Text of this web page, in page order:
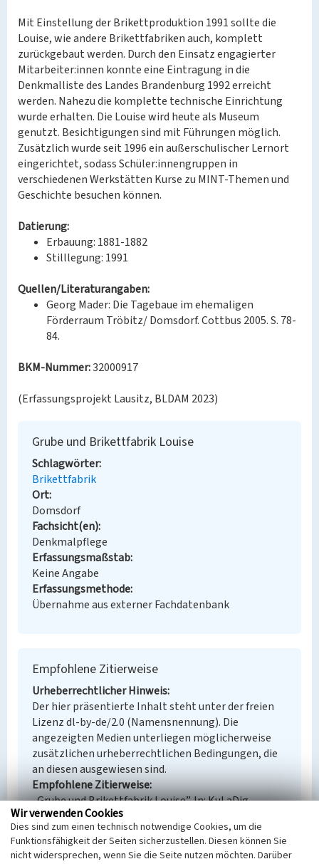
Mit Einstellung der Brikettproduktion 1991 sollte die
Louise, wie andere Brikettfabriken auch, komplett
zurückgebaut werden. Durch den Einsatz engagierter
Mitarbeiter:innen konnte eine Eintragung in die
Denkmalliste des Landes Brandenburg 1992 erreicht
werden. Nahezu die komplette technische Einrichtung
wurde erhalten. Die Louise wird heute als Museum
genutzt. Besichtigungen sind mit Führungen möglich.
Zusätzlich wurde seit 1996 ein außerschulischer Lernort
eingerichtet, sodass Schüler:innengruppen in
verschiedenen Werkstätten Kurse zu MINT-Themen und
Geschichte besuchen können.
Datierung:
Erbauung: 1881-1882
Stilllegung: 1991
Quellen/Literaturangaben:
Georg Mader: Die Tagebaue im ehemaligen
Förderraum Tröbitz/ Domsdorf. Cottbus 2005. S. 78-
84.
BKM-Nummer:32000917
(Erfassungsprojekt Lausitz, BLDAM 2023)
Grube und Brikettfabrik Louise
Schlagwörter
Brikettfabrik
Ort
Domsdorf
Fachsicht(en)
Denkmalpflege
Erfassungsmaßstab
Keine Angabe
Erfassungsmethode
Übernahme aus externer Fachdatenbank
Empfohlene Zitierweise
Urheberrechtlicher Hinweis
Der hier präsentierte Inhalt steht unter der freien
Lizenz dl-by-de/2.0 (Namensnennung). Die
angezeigten Medien unterliegen möglicherweise
zusätzlichen urheberrechtlichen Bedingungen, die
an diesen ausgewiesen sind.
Empfohlene Zitierweise
„Grube und Brikettfabrik Louise”. In: KuLaDig,
Kultur.Landschaft.Digital. URL:
https://www.kuladig.de/Objektansicht/BKM-
32000917(Abgerufen: 8. August 2026)
Wir verwenden Cookies
Dies sind zum einen technisch notwendige Cookies, um die
Funktionsfähigkeit der Seiten sicherzustellen. Diesen können Sie
nicht widersprechen, wenn Sie die Seite nutzen möchten. Darüber